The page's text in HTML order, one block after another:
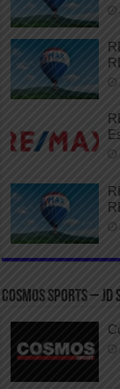
COSMOS SPORTS – JD